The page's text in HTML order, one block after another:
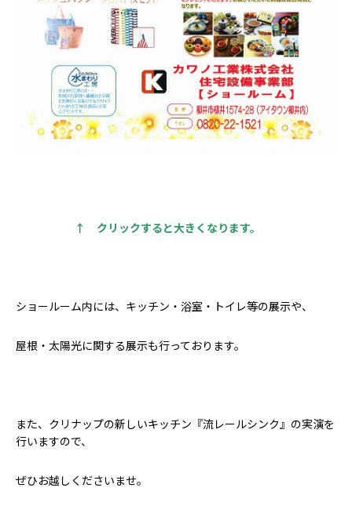
↑ クリックすると大きくなります。
ショールーム内には、キッチン・浴室・トイレ等の展示や、
屋根・太陽光に関する展示も行っております。
また、クリナップの新しいキッチン『流レールシンク』の実演を
行いますので、
ぜひお越しくださいませ。